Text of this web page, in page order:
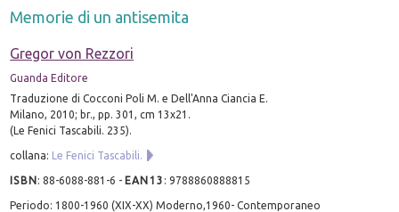
Memorie di un antisemita
Gregor von Rezzori
Guanda Editore
Traduzione di Cocconi Poli M. e Dell'Anna Ciancia E.
Milano, 2010; br., pp. 301, cm 13x21.
(Le Fenici Tascabili. 235).
collana: Le Fenici Tascabili.
ISBN:88-6088-881-6 - EAN13 :9788860888815
Periodo: 1800-1960 (XIX-XX) Moderno,1960- Contemporaneo